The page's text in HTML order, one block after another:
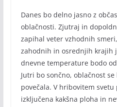
Danes bo delno jasno z
oblačnosti. Zjutraj in
zapihal veter vzhodnih
zahodnih in osrednjih krajih
dnevne temperature bodo
Jutri bo sončno, oblačnost
povečala. V hribovitem
izključena kakšna ploha in